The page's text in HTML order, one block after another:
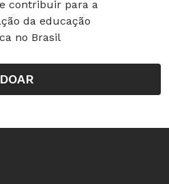
contribuir para a
da educação
no Brasil
DOAR